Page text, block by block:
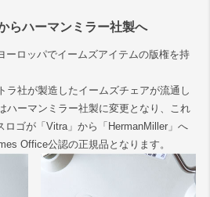
らハーマンミラー社製へ
ーロッパでイームズアイテムの版権を持
ラ社が製造したイームズチェアが流通し
ハーマンミラー社製に変更となり、これ
ロゴが「Vitra」から「HermanMiller」へ
Office公認の正規品となります。